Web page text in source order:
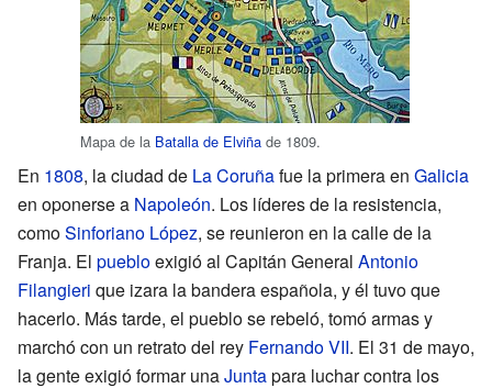
Mapa de la Batalla de Elviña de 1809.
En 1808, la ciudad de La Coruñafue la primera en Galicia
en oponerse a Napoleón. Los líderes de la resistencia,
comoSinforiano López, se reunieron en la calle de la
Franja. El puebloexigió al Capitán General Antonio
Filangieri que izara la bandera española, y él tuvo que
hacerlo. Más tarde, el pueblo se rebeló, tomó armas y
marchó con un retrato del rey Fernando VII. El 31 de mayo,
la gente exigió formar unaJuntapara luchar contra los